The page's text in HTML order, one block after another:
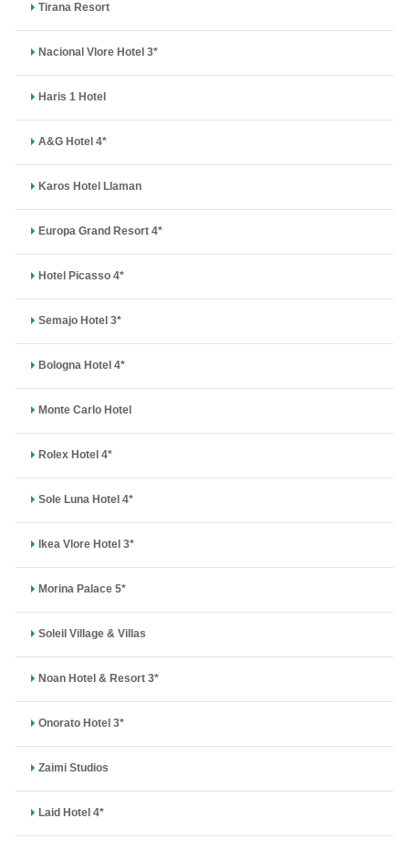
Tirana Resort
Nacional Vlore Hotel 3*
Haris 1 Hotel
A&G Hotel 4*
Karos Hotel Llaman
Europa Grand Resort 4*
Hotel Picasso 4*
Semajo Hotel 3*
Bologna Hotel 4*
Monte Carlo Hotel
Rolex Hotel 4*
Sole Luna Hotel 4*
Ikea Vlore Hotel 3*
Morina Palace 5*
Soleil Village & Villas
Noan Hotel & Resort 3*
Onorato Hotel 3*
Zaimi Studios
Laid Hotel 4*